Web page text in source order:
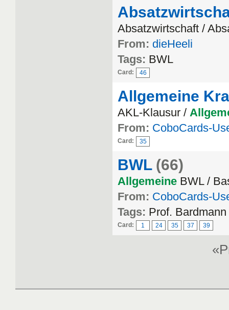
Absatzwirtschaft /
From: dieHeeli
Tags: BWL
Card: 46
Allgemeine
AKL-Klausur /
From: CoboCards-
Card: 35
BWL (66)
Allgemeine BWL /
From: CoboCards-
Tags: Prof. Bardmann
Card: 1 24 35 37 39